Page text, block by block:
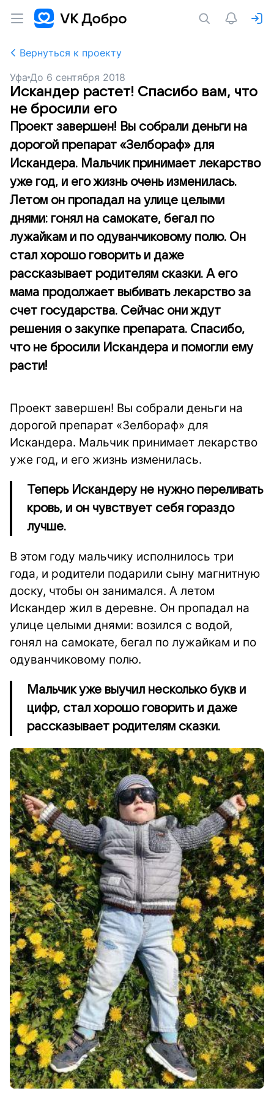
Вернуться к проекту
Уфа До 6 сентября 2018
Искандер растет! Спасибо вам, что
не бросили его
Проект завершен! Вы собрали деньги на
дорогой препарат «Зелбораф» для
Искандера. Мальчик принимает лекарство
уже год, и его жизнь очень изменилась.
Летом он пропадал на улице целыми
днями: гонял на самокате, бегал по
лужайкам и по одуванчиковому полю. Он
стал хорошо говорить и даже
рассказывает родителям сказки. А его
мама продолжает выбивать лекарство за
счет государства. Сейчас они ждут
решения о закупке препарата. Спасибо,
что не бросили Искандера и помогли ему
расти!
Проект завершен! Вы собрали деньги на
дорогой препарат «Зелбораф» для
Искандера. Мальчик принимает лекарство
уже год, и его жизнь изменилась.
Теперь Искандеру не нужно переливать
кровь, и он чувствует себя гораздо
лучше.
В этом году мальчику исполнилось три
года, и родители подарили сыну магнитную
доску, чтобы он занимался. А летом
Искандер жил в деревне. Он пропадал на
улице целыми днями: возился с водой,
гонял на самокате, бегал по лужайкам и по
одуванчиковому полю.
Мальчик уже выучил несколько букв и
цифр, стал хорошо говорить и даже
рассказывает родителям сказки.